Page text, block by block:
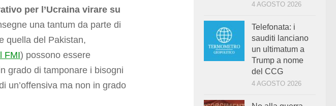
per l’Ucraina virare su
una tantum da parte di
quella del Pakistan,
FMI) possono essere
grado di tamponare i bisogni
un’offensiva ma non in grado
4 AGOSTO 2026
Telefonata: i
sauditi lanciano
un ultimatum a
Trump a nome
del CCG
4 AGOSTO 2026